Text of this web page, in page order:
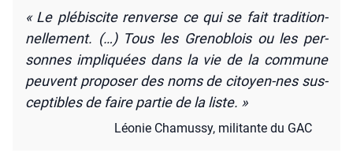
« Le plé­bis­cite ren­verse ce qui se fait tra­di­tion­
nel­le­ment. (…) Tous les Gre­no­blois ou les per­
sonnes impli­quées dans la vie de la com­mune
peuvent pro­po­ser des noms de citoyen-nes sus­
cep­tibles de faire par­tie de la liste. »
Léo­nie Cha­mus­sy, mili­tante du GAC